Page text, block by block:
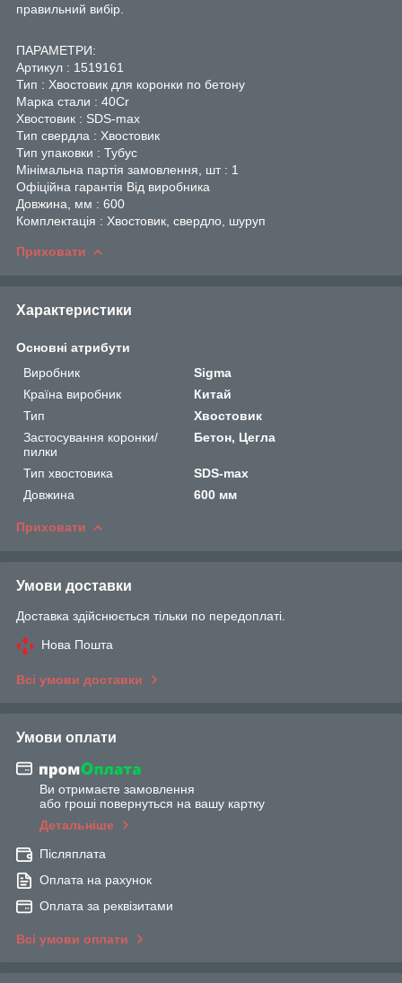
правильний вибір.
ПАРАМЕТРИ:
Артикул : 1519161
Тип : Хвостовик для коронки по бетону
Марка стали : 40Cr
Хвостовик : SDS-max
Тип свердла : Хвостовик
Тип упаковки : Тубус
Мінімальна партія замовлення, шт : 1
Офіційна гарантія Від виробника
Довжина, мм : 600
Комплектація : Хвостовик, свердло, шуруп
Приховати
Характеристики
Основні атрибути
Виробник
Sigma
Країна виробник
Китай
Тип
Хвостовик
Застосування коронки/
пилки
Бетон, Цегла
Тип хвостовика
SDS-max
Довжина
600 мм
Приховати
Умови доставки
Доставка здійснюється тільки по передоплаті.
Нова Пошта
Всі умови доставки
Умови оплати
Ви отримаєте замовлення
або гроші повернуться на вашу картку
Детальніше
Післяплата
Оплата на рахунок
Оплата за реквізитами
Всі умови оплати